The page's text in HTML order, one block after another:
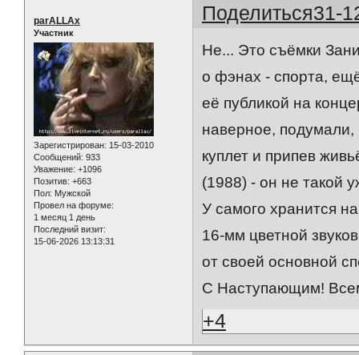
Поделиться31-
parALLAx
Участник
Зарегистрирован: 15-03-2010
Сообщений: 933
Уважение: +1096
Позитив: +663
Пол: Мужской
Провел на форуме:
1 месяц 1 день
Последний визит:
15-06-2026 13:13:31
Не... Это съёмки
о фэнах - спорта,
её публикой на
наверное,
куплет и припев
(1988) - он не такой
У самого хранится
16-мм цветной
от своей основной
С Наступающим!
+4